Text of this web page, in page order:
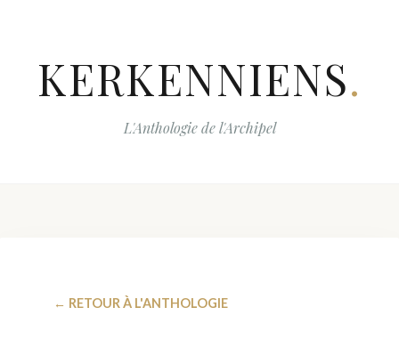
KERKENNIENS.
L'Anthologie de l'Archipel
← RETOUR À L'ANTHOLOGIE